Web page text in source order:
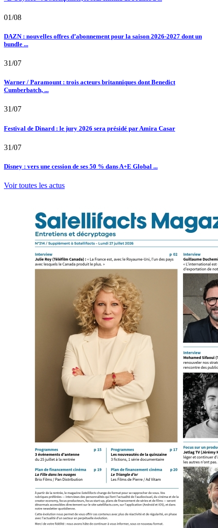
01/08
DAZN : nouvelles offres d’abonnement pour la saison 2026-2027 dont un
bundle ...
31/07
Warner / Paramount : trois acteurs britanniques dont Benedict
Cumberbatch, ...
31/07
Festival de Dinard : le jury 2026 sera présidé par Amira Casar
31/07
Disney : vers une cession de ses 50 % dans A+E Global ...
Voir toutes les actus